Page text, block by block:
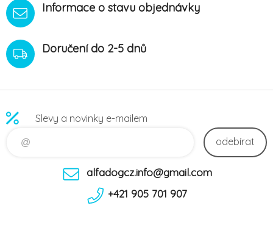
Informace o stavu objednávky
Doručení do 2-5 dnů
Slevy a novinky e-mailem
odebírat
alfadogcz.info@gmail.com
+421 905 701 907